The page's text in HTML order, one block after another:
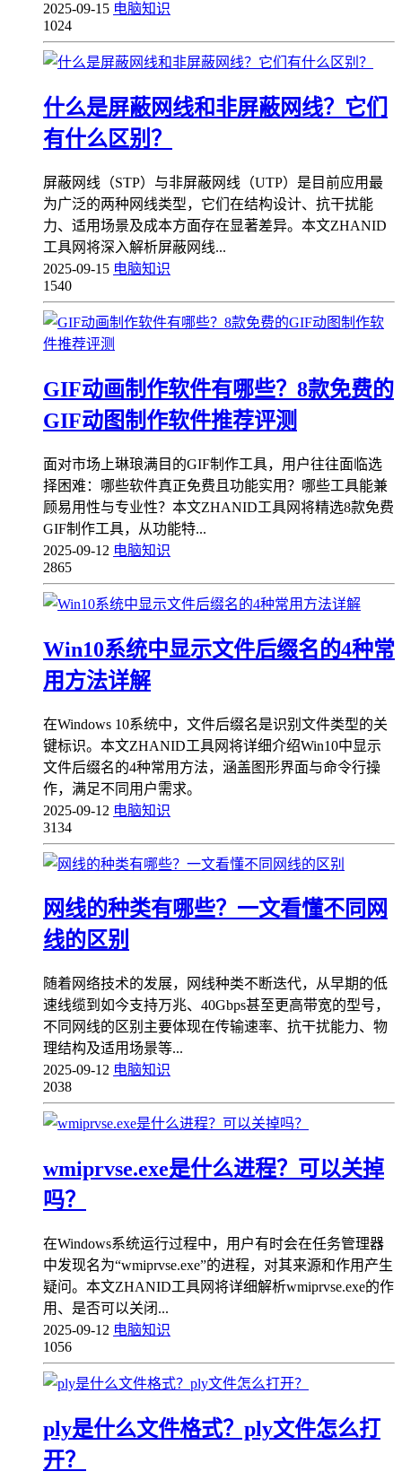
2025-09-15 电脑知识
1024
什么是屏蔽网线和非屏蔽网线？它们
有什么区别？
屏蔽网线（STP）与非屏蔽网线（UTP）是目前应用最
为广泛的两种网线类型，它们在结构设计、抗干扰能
力、适用场景及成本方面存在显著差异。本文ZHANID
工具网将深入解析屏蔽网线...
2025-09-15 电脑知识
1540
GIF动画制作软件有哪些？8款免费的
GIF动图制作软件推荐评测
面对市场上琳琅满目的GIF制作工具，用户往往面临选
择困难：哪些软件真正免费且功能实用？哪些工具能兼
顾易用性与专业性？本文ZHANID工具网将精选8款免费
GIF制作工具，从功能特...
2025-09-12 电脑知识
2865
Win10系统中显示文件后缀名的4种常
用方法详解
在Windows 10系统中，文件后缀名是识别文件类型的关
键标识。本文ZHANID工具网将详细介绍Win10中显示
文件后缀名的4种常用方法，涵盖图形界面与命令行操
作，满足不同用户需求。
2025-09-12 电脑知识
3134
网线的种类有哪些？一文看懂不同网
线的区别
随着网络技术的发展，网线种类不断迭代，从早期的低
速线缆到如今支持万兆、40Gbps甚至更高带宽的型号，
不同网线的区别主要体现在传输速率、抗干扰能力、物
理结构及适用场景等...
2025-09-12 电脑知识
2038
wmiprvse.exe是什么进程？可以关掉
吗？
在Windows系统运行过程中，用户有时会在任务管理器
中发现名为“wmiprvse.exe”的进程，对其来源和作用产生
疑问。本文ZHANID工具网将详细解析wmiprvse.exe的作
用、是否可以关闭...
2025-09-12 电脑知识
1056
ply是什么文件格式？ply文件怎么打
开？